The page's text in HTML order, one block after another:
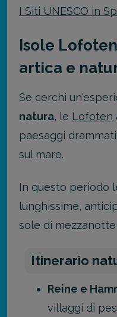
I Siti UNESCO in
Isole
artica e
Se cerchi
natura, le Lofoten
paesaggi
sul mare.
In questo periodo
lunghissime,
sole di
Itinerario
Reine e
villaggi di